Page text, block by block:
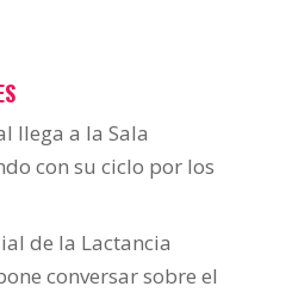
llega a la Sala
con su ciclo por los
de la Lactancia
conversar sobre el